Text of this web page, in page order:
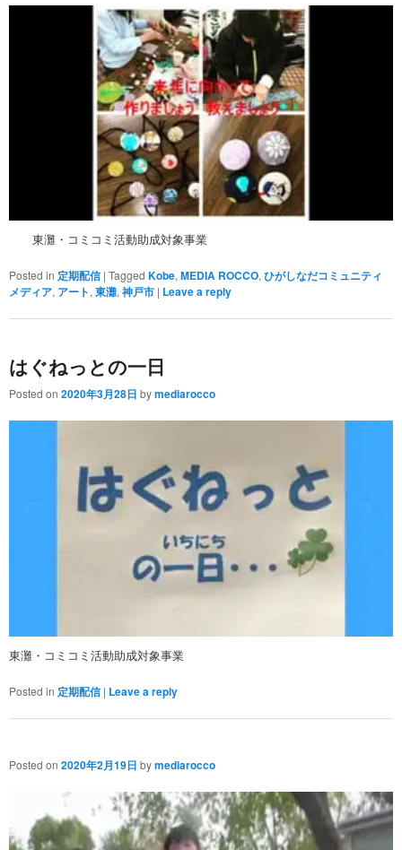
東灘・コミコミ活動助成対象事業
Posted in 定期配信 |Tagged Kobe,MEDIA ROCCO,ひがしなだコミュニティ
メディア, アート,東灘,神戸市 | Leave a reply
はぐねっとの一日
Posted on2020年3月28日 bymediarocco
東灘・コミコミ活動助成対象事業
Posted in 定期配信 | Leave a reply
Posted on2020年2月19日 bymediarocco